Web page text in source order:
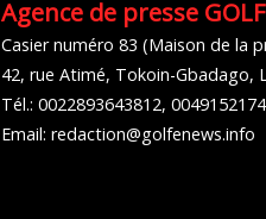
Agence de presse
Casier numéro 83 (Maison de la
42, rue Atimé, Tokoin-Gbadago,
Tél.: 0022893643812,
Email: redaction@golfenews.info